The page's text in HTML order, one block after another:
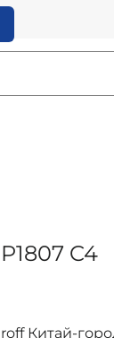
C4
Китай-